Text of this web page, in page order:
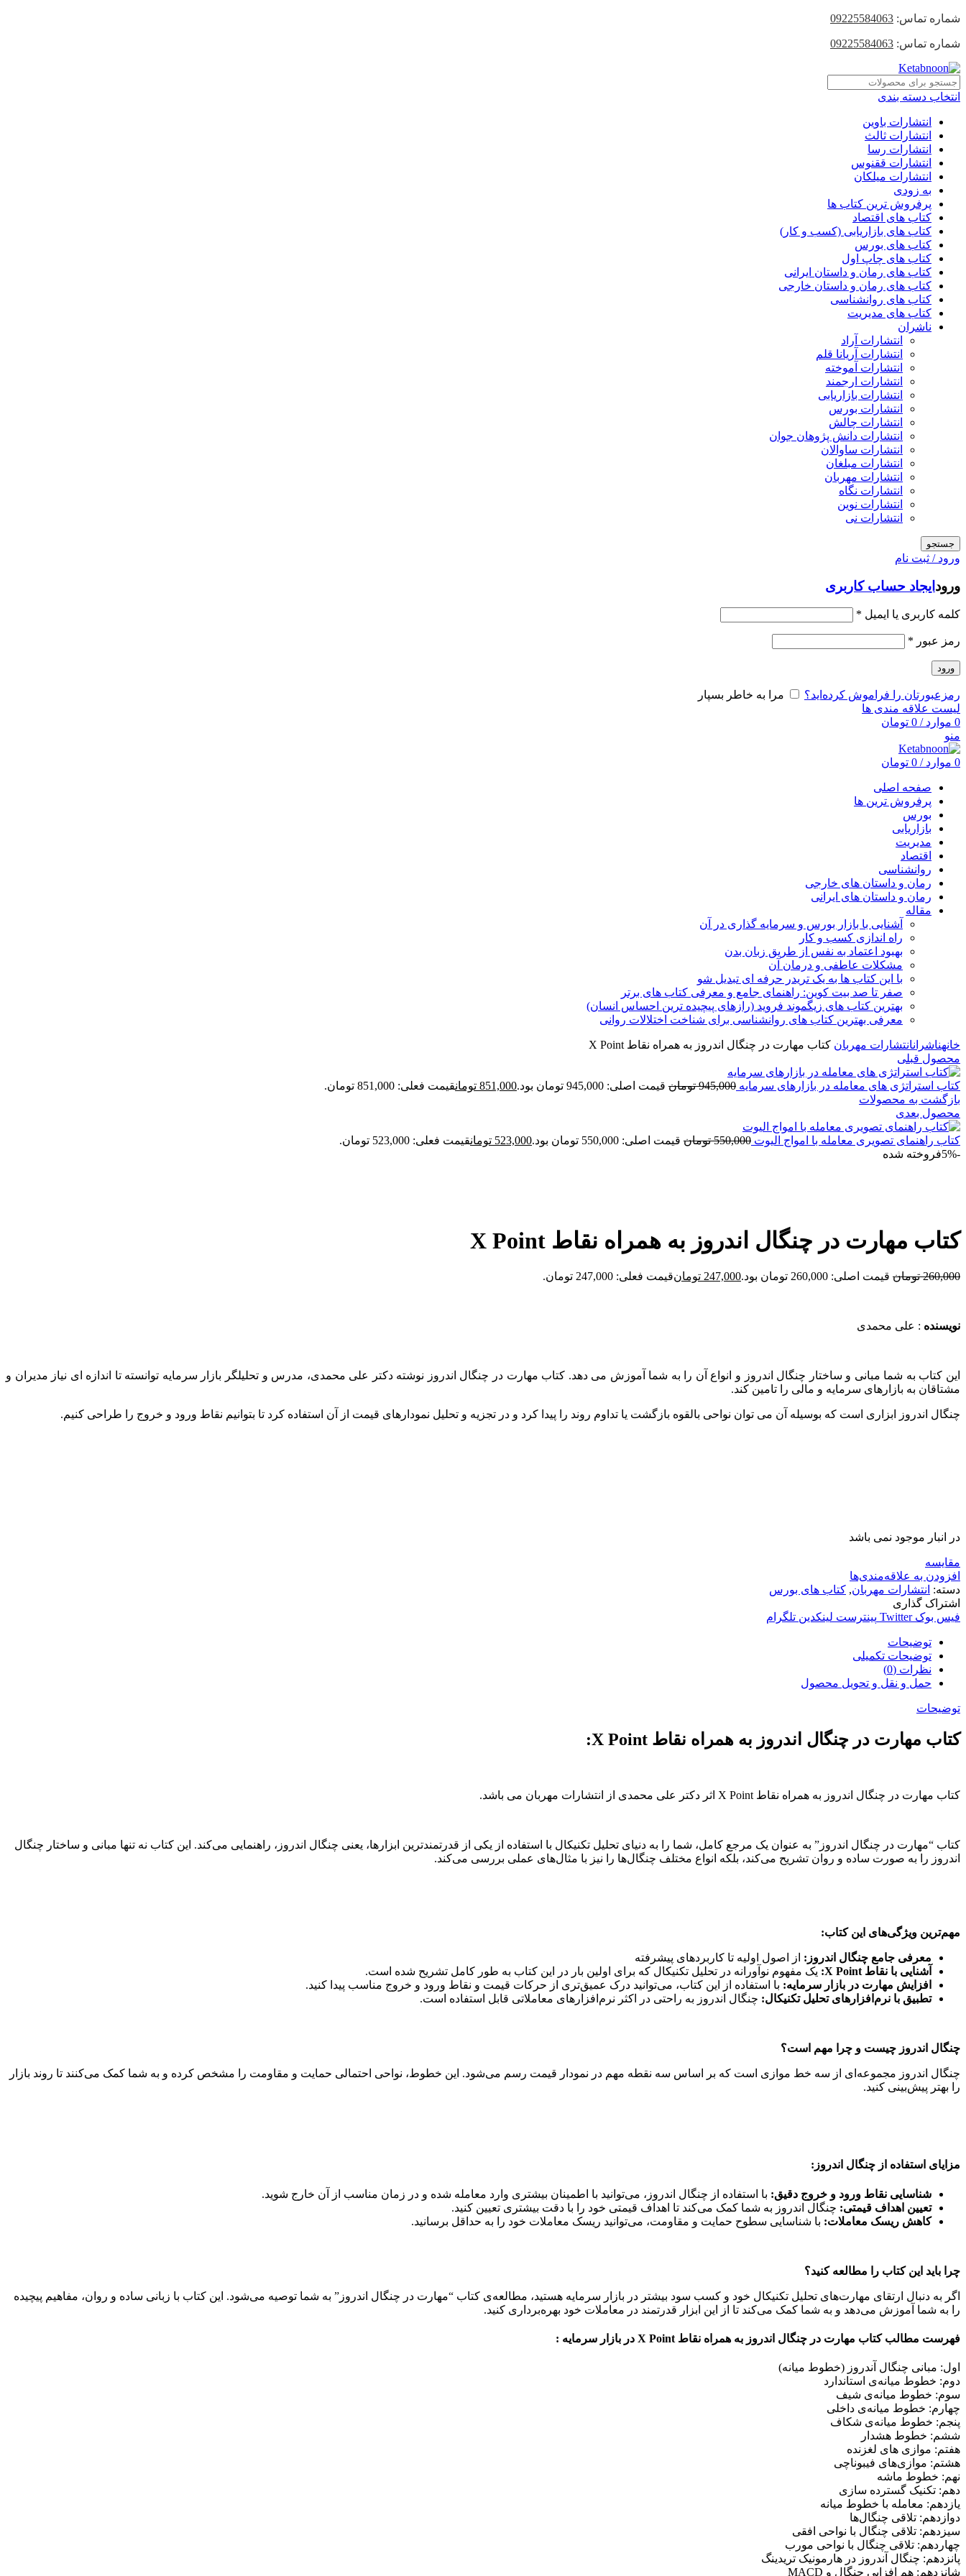
شماره تماس: 09225584063
شماره تماس: 09225584063
انتخاب دسته بندی
انتشارات باوین
انتشارات ثالث
انتشارات رسا
انتشارات ققنوس
انتشارات میلکان
به زودی
پرفروش ترین کتاب ها
کتاب های اقتصاد
کتاب های بازاریابی (کسب و کار)
کتاب های بورس
کتاب های چاپ اول
کتاب های رمان و داستان ایرانی
کتاب های رمان و داستان خارجی
کتاب های روانشناسی
کتاب های مدیریت
ناشران
انتشارات آراد
انتشارات آریانا قلم
انتشارات آموخته
انتشارات ارجمند
انتشارات بازاریابی
انتشارات بورس
انتشارات چالش
انتشارات دانش پژوهان جوان
انتشارات ساوالان
انتشارات مبلغان
انتشارات مهربان
انتشارات نگاه
انتشارات نوین
انتشارات نی
جستجو
ورود / ثبت نام
ورود ایجاد حساب کاربری
کلمه کاربری یا ایمیل *
رمز عبور *
ورود
رمزعبورتان را فراموش کرده‌اید؟
مرا به خاطر بسپار
لیست علاقه مندی ها
0 موارد /
0 تومان
منو
0 موارد /
0 تومان
صفحه اصلی
پرفروش ترین ها
بورس
بازاریابی
مدیریت
اقتصاد
روانشناسی
رمان و داستان های خارجی
رمان و داستان های ایرانی
مقاله
آشنایی با بازار بورس و سرمایه گذاری در آن
راه اندازی کسب و کار
بهبود اعتماد به نفس از طریق زبان بدن
مشکلات عاطفی و درمان آن
با این کتاب ها به یک تریدر حرفه ای تبدیل شو
صفر تا صد بیت کوین: راهنمای جامع و معرفی کتاب های برتر
بهترین کتاب های زیگموند فروید (رازهای پیچیده ترین احساس انسان)
معرفی بهترین کتاب های روانشناسی برای شناخت اختلالات روانی
خانهناشرانانتشارات مهربان کتاب مهارت در چنگال اندروز به همراه نقاط X Point
محصول قبلی
کتاب استراتژی های معامله در بازارهای سرمایه 945,000 تومان قیمت اصلی: 945,000 تومان بود. 851,000 تومانقیمت فعلی: 851,000 تومان.
بازگشت به محصولات
محصول بعدی
کتاب راهنمای تصویری معامله با امواج الیوت 550,000 تومان قیمت اصلی: 550,000 تومان بود. 523,000 تومانقیمت فعلی: 523,000 تومان.
-5%
فروخته شده
کتاب مهارت در چنگال اندروز به همراه نقاط X Point
260,000 تومان قیمت اصلی: 260,000 تومان بود. 247,000 تومانقیمت فعلی: 247,000 تومان.
نویسنده : علی محمدی
این کتاب به شما مبانی و ساختار چنگال اندروز و انواع آن را به شما آموزش می دهد. کتاب مهارت در چنگال اندروز نوشته دکتر علی محمدی، مدرس و تحلیلگر بازار سرمایه توانسته تا اندازه ای نیاز مدیران و
مشتاقان به بازارهای سرمایه و مالی را تامین کند.
چنگال اندروز ابزاری است که بوسیله آن می توان نواحی بالقوه بازگشت یا تداوم روند را پیدا کرد و در تجزیه و تحلیل نمودارهای قیمت از آن استفاده کرد تا بتوانیم نقاط ورود و خروج را طراحی کنیم.
در انبار موجود نمی باشد
مقایسه
افزودن به علاقه‌مندی‌ها
دسته: انتشارات مهربان, کتاب های بورس
اشتراک گذاری
فیس بوک Twitter پینترست لینکدین تلگرام
توضیحات
توضیحات تکمیلی
نظرات (0)
حمل و نقل و تحویل محصول
توضیحات
کتاب مهارت در چنگال اندروز به همراه نقاط X Point:
کتاب مهارت در چنگال اندروز به همراه نقاط X Point اثر دکتر علی محمدی از انتشارات مهربان می باشد.
کتاب “مهارت در چنگال اندروز” به عنوان یک مرجع کامل، شما را به دنیای تحلیل تکنیکال با استفاده از یکی از قدرتمندترین ابزارها، یعنی چنگال اندروز، راهنمایی می‌کند. این کتاب نه تنها مبانی و ساختار چنگال
اندروز را به صورت ساده و روان تشریح می‌کند، بلکه انواع مختلف چنگال‌ها را نیز با مثال‌های عملی بررسی می‌کند.
مهم‌ترین ویژگی‌های این کتاب:
معرفی جامع چنگال اندروز: از اصول اولیه تا کاربردهای پیشرفته
آشنایی با نقاط X Point:
یک مفهوم نوآورانه در تحلیل تکنیکال که برای اولین بار در این کتاب به طور کامل تشریح شده است.
افزایش مهارت در بازار سرمایه: با استفاده از این کتاب، می‌توانید درک عمیق‌تری از حرکات قیمت و نقاط ورود و خروج مناسب پیدا کنید.
تطبیق با نرم‌افزارهای تحلیل تکنیکال: چنگال اندروز به راحتی در اکثر نرم‌افزارهای معاملاتی قابل استفاده است.
چنگال اندروز چیست و چرا مهم است؟
چنگال اندروز مجموعه‌ای از سه خط موازی است که بر اساس سه نقطه مهم در نمودار قیمت رسم می‌شود. این خطوط، نواحی احتمالی حمایت و مقاومت را مشخص کرده و به شما کمک می‌کنند تا روند بازار
را بهتر پیش‌بینی کنید.
مزایای استفاده از چنگال اندروز:
شناسایی نقاط ورود و خروج دقیق: با استفاده از چنگال اندروز، می‌توانید با اطمینان بیشتری وارد معامله شده و در زمان مناسب از آن خارج شوید.
تعیین اهداف قیمتی: چنگال اندروز به شما کمک می‌کند تا اهداف قیمتی خود را با دقت بیشتری تعیین کنید.
کاهش ریسک معاملات: با شناسایی سطوح حمایت و مقاومت، می‌توانید ریسک معاملات خود را به حداقل برسانید.
چرا باید این کتاب را مطالعه کنید؟
اگر به دنبال ارتقای مهارت‌های تحلیل تکنیکال خود و کسب سود بیشتر در بازار سرمایه هستید، مطالعه‌ی کتاب “مهارت در چنگال اندروز” به شما توصیه می‌شود. این کتاب با زبانی ساده و روان، مفاهیم پیچیده
را به شما آموزش می‌دهد و به شما کمک می‌کند تا از این ابزار قدرتمند در معاملات خود بهره‌برداری کنید‌‌.
فهرست مطالب کتاب مهارت در چنگال اندروز به همراه نقاط X Point در بازار سرمایه :
اول: مبانی چنگال آندروز (خطوط میانه)
دوم: خطوط میانه‌ی استاندارد
سوم: خطوط میانه‌ی شیف
چهارم: خطوط میانه‌ی داخلی
پنجم: خطوط میانه‌ی شکاف
ششم: خطوط هشدار
هفتم: موازی های لغزنده
هشتم: موازی‌های فیبوناچی
نهم: خطوط ماشه
دهم: تکنیک گسترده سازی
یازدهم: معامله با خطوط میانه
دوازدهم: تلاقی چنگال‌ها
سیزدهم: تلاقی چنگال با نواحی افقی
چهاردهم: تلاقی چنگال با نواحی مورب
پانزدهم: چنگال آندروز در هارمونیک تریدینگ
شانزدهم: هم افزایی چنگال و MACD